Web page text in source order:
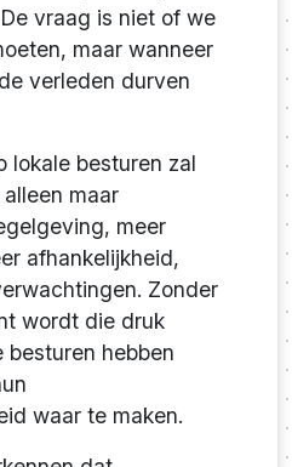
vraag is niet of we
maar wanneer
verleden durven
lokale besturen zal
maar
meer
afhankelijkheid,
Zonder
wordt die druk
besturen hebben
waar te maken.